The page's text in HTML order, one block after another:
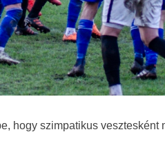
hogy szimpatikus vesztesként